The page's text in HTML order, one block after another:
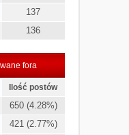
137
136
fora
Ilość postów
650 (4.28%)
421 (2.77%)